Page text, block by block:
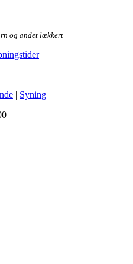
og andet lækkert
| Syning